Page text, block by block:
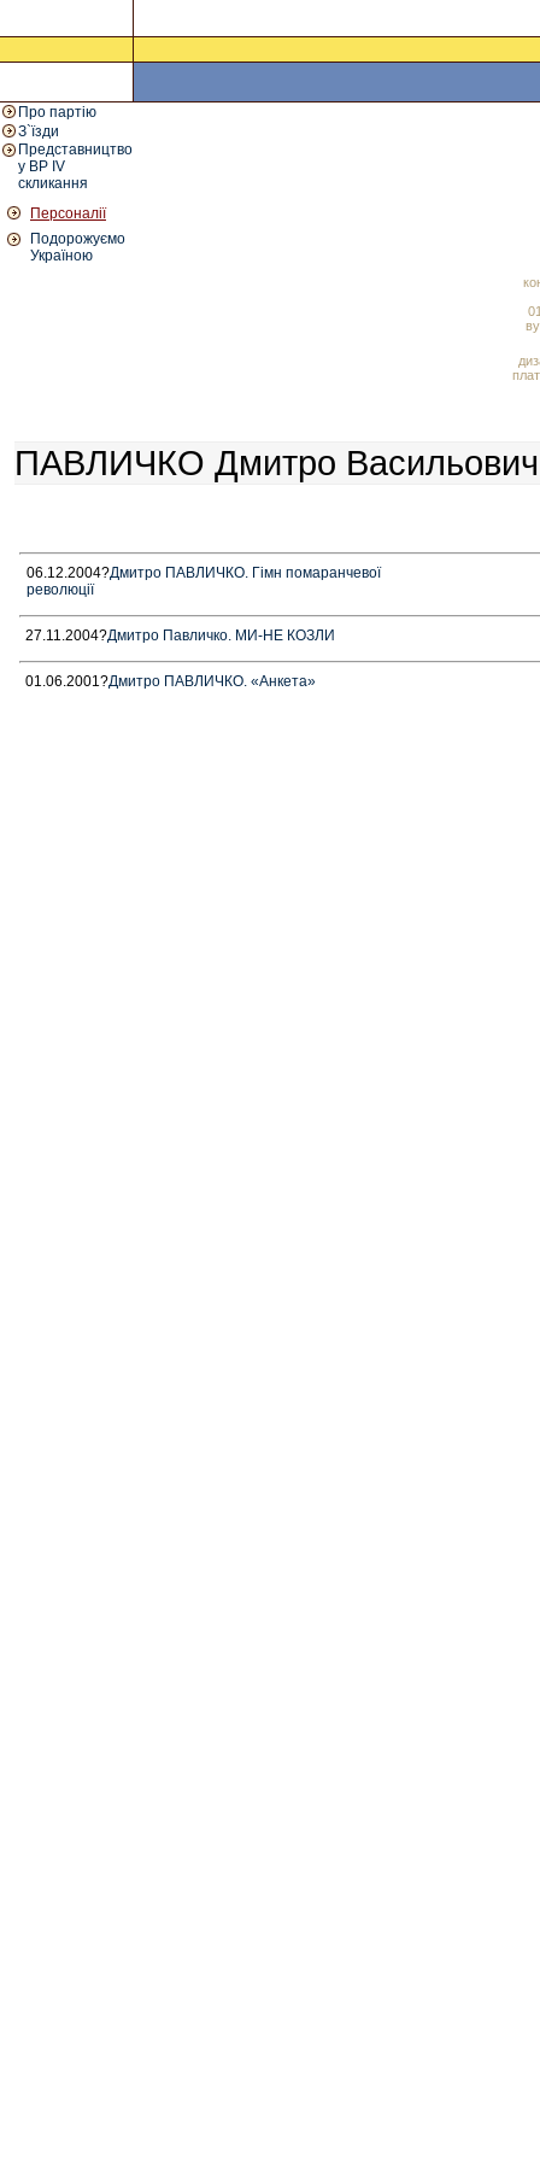
Про партію
З`їзди
Представництво
у ВР IV
скликання
Персоналії
Подорожуємо
Україною
ПАВЛИЧКО Дмитро Васильович
06.12.2004?Дмитро ПАВЛИЧКО. Гімн помаранчевої
революції
27.11.2004?Дмитро Павличко. МИ-НЕ КОЗЛИ
01.06.2001?Дмитро ПАВЛИЧКО. «Анкета»